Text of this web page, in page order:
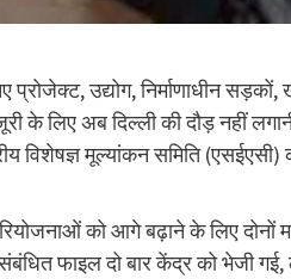
उद्योग, निर्माणाधीन सड़कों,
के लिए अब दिल्ली की दौड़ नहीं
विशेषज्ञ मूल्यांकन समिति
को आगे बढ़ाने के लिए दोनों
फाइल दो बार केंद्र को भेजी गई,